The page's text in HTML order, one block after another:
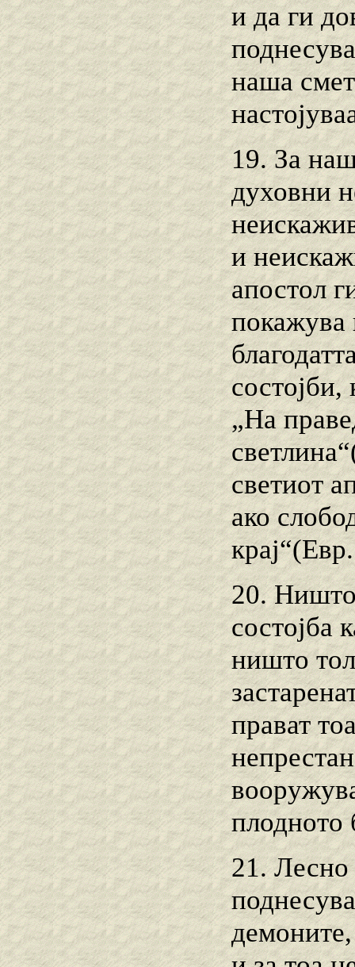
и да ги
наша
19. За
духовни
и
апостол
покажува
„На
светиот
ако
20. Ништо
состојба
ништо
прават
плодното
21. Лесно